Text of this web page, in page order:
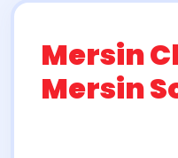
Mersin
Mersin